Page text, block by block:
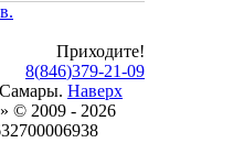
Приходите!
8(846)379-21-09
. Наверх
© 2009 - 2026